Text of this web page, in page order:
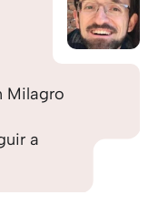
Milagro
a